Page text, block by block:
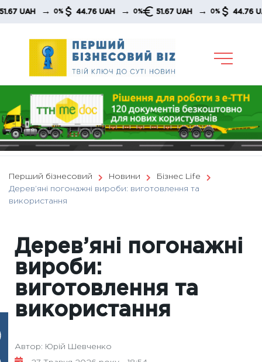
Skip
→ 0% 44.76 UAH → 0% 51.67 UAH → 0% 44.76 UAH →
Перший бізнесовий Новини
Бізнес Life
Дерев’яні погонажні вироби: виготовлення та
використання
Дерев’яні погонажні
вироби:
виготовлення та
використання
Автор: Юрій Шевченко